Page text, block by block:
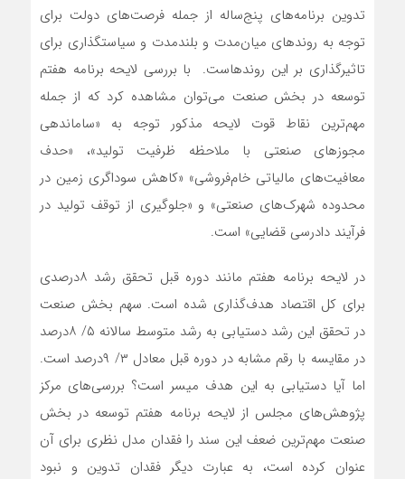
تدوین برنامه‌‌‌های پنج‌ساله از جمله فرصت‌‌‌های دولت برای
توجه به روندهای میان‌‌‌مدت و بلندمدت و سیاستگذاری برای
تاثیرگذاری بر این روندهاست. با بررسی لایحه برنامه هفتم
توسعه در بخش صنعت می‌‌‌توان مشاهده کرد که از جمله
مهم‌ترین نقاط قوت لایحه مذکور توجه به «ساماندهی
مجوزهای صنعتی با ملاحظه ظرفیت تولید»، «حدف
معافیت‌‌‌های مالیاتی خام‌‌‌فروشی» «کاهش سوداگری زمین در
محدوده شهرک‌‌‌های صنعتی» و «جلوگیری از توقف تولید در
فرآیند دادرسی قضایی» است.
در لایحه برنامه هفتم مانند دوره قبل تحقق رشد ۸درصدی
برای کل اقتصاد هدف‌گذاری شده است. سهم بخش صنعت
در تحقق این رشد دستیابی به رشد متوسط سالانه ۵/ ۸‌درصد
در مقایسه با رقم مشابه در دوره قبل معادل ۳/ ۹‌درصد است.
اما آیا دستیابی به این هدف میسر است؟ بررسی‌‌‌های مرکز
پژوهش‌‌‌های مجلس از لایحه برنامه هفتم توسعه در بخش
صنعت مهم‌ترین ضعف این سند را فقدان مدل نظری برای آن
عنوان کرده است، به عبارت دیگر فقدان تدوین و نبود